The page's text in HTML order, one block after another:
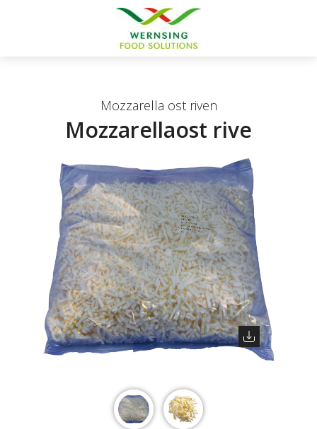
Mozzarella ost riven
Mozzarellaost rive